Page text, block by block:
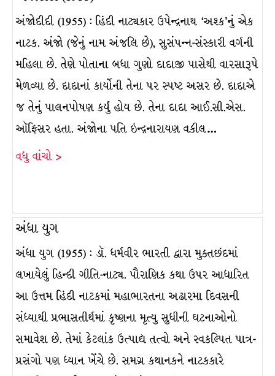
અંજોદીદી (1955) : હિંદી નાટ્યકાર ઉપેન્દ્રનાથ ‘અશ્ક’નું એક
નાટક. અંજો (જેનું નામ અંજલિ છે), સુસંપન્ન-સંસ્કારી વર્ગની
મહિલા છે. તેણે પોતાના બધા ગુણો દાદાજી પાસેથી વારસારૂપે
મેળવ્યા છે. દાદાનાં કાર્યોની તેના પર સ્પષ્ટ અસર છે. દાદાએ
જ તેનું પાલનપોષણ કર્યું હોય છે. તેના દાદા આઈ.સી.એસ.
ઑફિસર હતા. અંજોના પતિ ઇન્દ્રનારાયણ વકીલ…
વધુ વાંચો >
અંધા યુગ
અંધા યુગ (1955) : ડૉ. ધર્મવીર ભારતી દ્વારા મુક્તછંદમાં
લખાયેલું હિન્દી ગીતિ-નાટ્ય. પૌરાણિક કથા ઉપર આધારિત
આ ઉત્તમ હિંદી નાટકમાં મહાભારતના અઢારમા દિવસની
સંધ્યાથી પ્રભાસતીર્થમાં કૃષ્ણના મૃત્યુ સુધીની ઘટનાઓનો
સમાવેશ છે. તેમાં કેટલાંક ઉત્પાદ્ય તત્વો અને સ્વકલ્પિત પાત્ર-
પ્રસંગો પણ ધ્યાન ખેંચે છે. સમગ્ર કથાનકને નાટકકારે